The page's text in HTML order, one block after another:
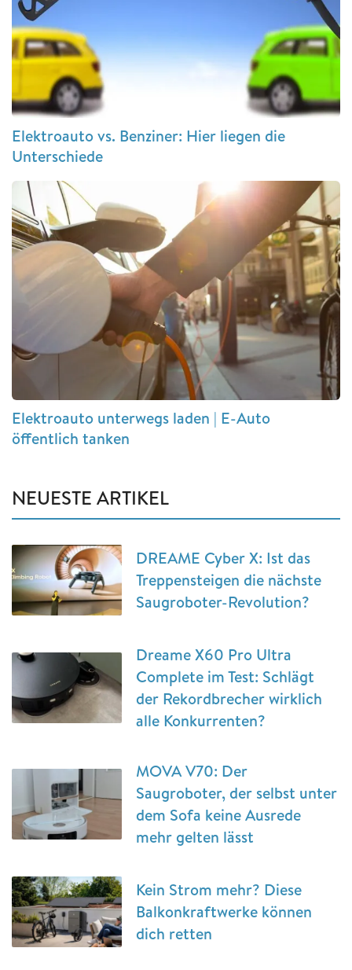
Elektroauto vs. Benziner: Hier liegen die
Unterschiede
Elektroauto unterwegs laden | E-Auto
öffentlich tanken
NEUESTE ARTIKEL
DREAME Cyber X: Ist das
Treppensteigen die nächste
Saugroboter-Revolution?
Dreame X60 Pro Ultra
Complete im Test: Schlägt
der Rekordbrecher wirklich
alle Konkurrenten?
MOVA V70: Der
Saugroboter, der selbst unter
dem Sofa keine Ausrede
mehr gelten lässt
Kein Strom mehr? Diese
Balkonkraftwerke können
dich retten